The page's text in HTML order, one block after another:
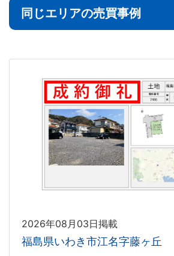
同じエリアの売買事例
2026年08月03日掲載
福島県いわき市江名字藤ヶ丘